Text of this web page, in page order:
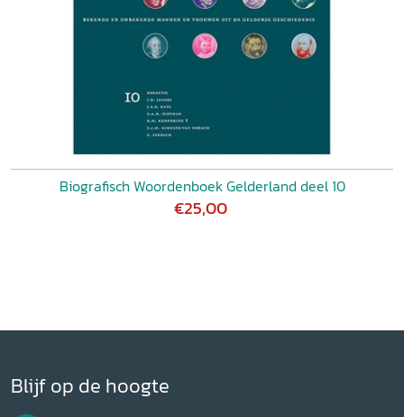
Biografisch Woordenboek Gelderland deel 10
€25,00
Blijf op de hoogte